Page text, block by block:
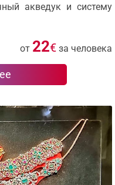
акведук и систему
от 22€ за человека